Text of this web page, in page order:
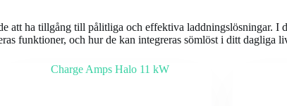
att ha tillgång till pålitliga och effektiva laddningslösningar. I
funktioner, och hur de kan integreras sömlöst i ditt dagliga